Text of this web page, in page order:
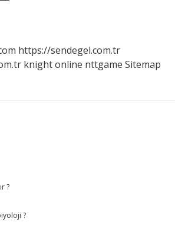
https://sendegel.com.tr
knight online nttgame Sitemap
?
?